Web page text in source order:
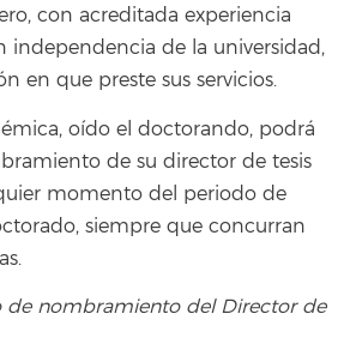
con acreditada experiencia
independencia de la universidad,
en que preste sus servicios.
oído el doctorando, podrá
de su director de tesis
momento del periodo de
siempre que concurran
de nombramiento del Director de